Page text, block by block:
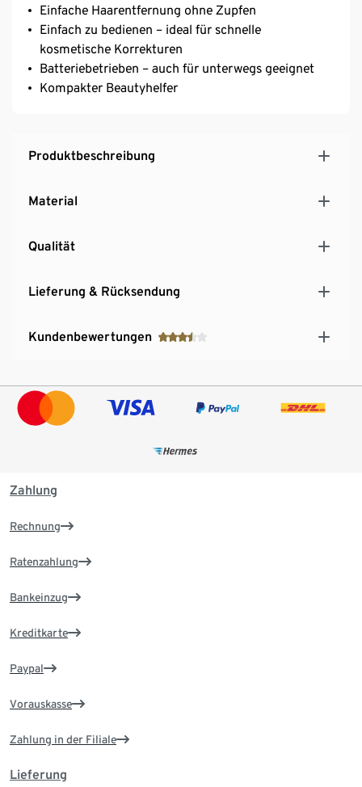
Einfache Haarentfernung ohne Zupfen
Einfach zu bedienen – ideal für schnelle
kosmetische Korrekturen
Batteriebetrieben – auch für unterwegs geeignet
Kompakter Beautyhelfer
Produktbeschreibung
Material
Qualität
Lieferung & Rücksendung
Kundenbewertungen
Zahlung
Rechnung
Ratenzahlung
Bankeinzug
Kreditkarte
Paypal
Vorauskasse
Zahlung in der Filiale
Lieferung